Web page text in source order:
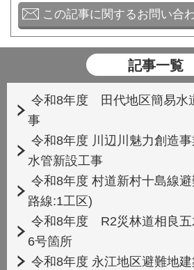
この記事に関するお問い合
記事一覧
令和8年度 田代地区簡易水
事
令和8年度 川辺川魅力創造
水管新設工事
令和8年度 村道新村十島線
路線:1工区)
令和8年度 R2災林道相良五
6号箇所
令和8年度 永江地区避難地